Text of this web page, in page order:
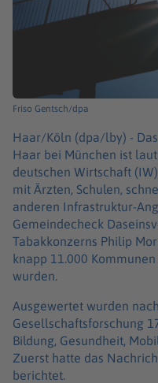
Friso Gentsch/dpa
Haar/Köln (dpa/lby) -
Haar bei München ist
deutschen Wirtschaft
mit Ärzten, Schulen,
anderen Infrastruktur-
Gemeindecheck
Tabakkonzerns Philip
knapp 11.000
wurden.
Ausgewertet wurden
Gesellschaftsforschung
Bildung, Gesundheit,
Zuerst hatte das
berichtet.